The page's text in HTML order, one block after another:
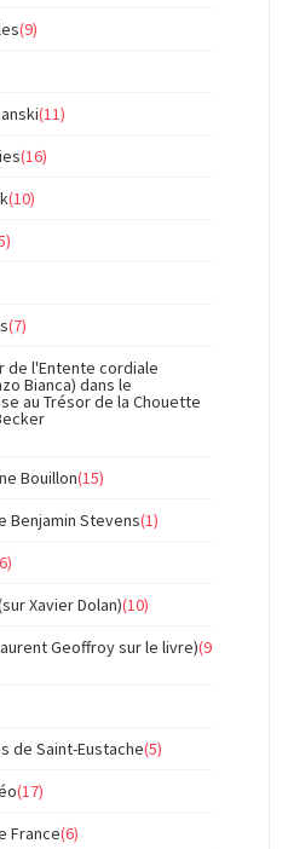
(9)
(11)
(16)
(10)
(7)
de l'Entente cordiale
Bianca) dans le
au Trésor de la Chouette
Bouillon(15)
Benjamin Stevens(1)
Xavier Dolan)(10)
Geoffroy sur le livre)(9
de Saint-Eustache(5)
(17)
France(6)